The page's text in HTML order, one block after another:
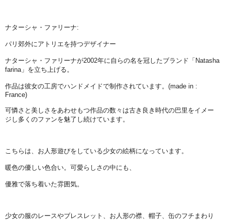
ナターシャ・ファリーナ:
パリ郊外にアトリエを持つデザイナー
ナターシャ・ファリーナが2002年に自らの名を冠したブランド「Natasha
farina」を立ち上げる。
作品は彼女の工房でハンドメイドで制作されています。(made in :
France)
可憐さと美しさをあわせもつ作品の数々は古き良き時代の巴里をイメー
ジし多くのファンを魅了し続けています。
こちらは、お人形遊びをしている少女の絵柄になっています。
暖色の優しい色合い。可愛らしさの中にも、
優雅で落ち着いた雰囲気。
少女の服のレースやブレスレット、お人形の襟、帽子、缶のフチまわり